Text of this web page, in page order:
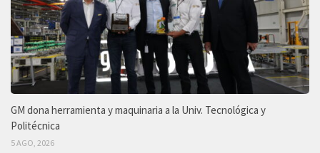
GM dona herramienta y maquinaria a la Univ. Tecnológica y
Politécnica
5 AGO, 2026